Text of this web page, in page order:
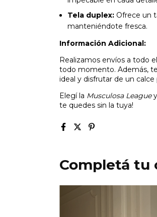
Tela duplex: Ofrece un
manteniéndote fresca.
Información Adicional:
Realizamos envíos a todo
todo momento. Además,
ideal y disfrutar de un
Elegí la Musculosa Leaguey
te quedes sin la tuya!